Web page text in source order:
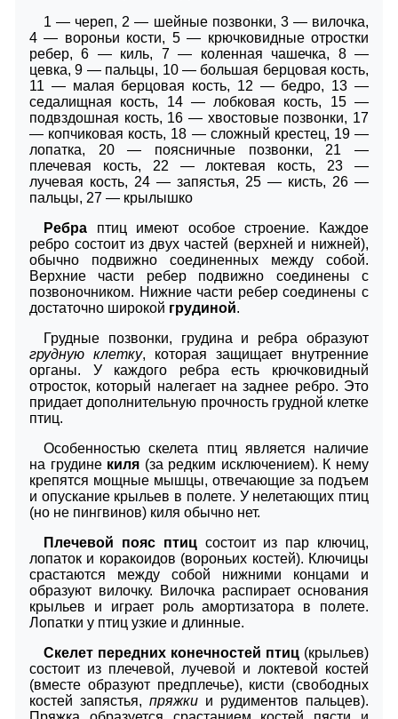
1 — череп, 2 — шейные позвонки, 3 — вилочка,
4 — вороньи кости, 5 — крючковидные отростки
ребер, 6 — киль, 7 — коленная чашечка, 8 —
цевка, 9 — пальцы, 10 — большая берцовая кость,
11 — малая берцовая кость, 12 — бедро, 13 —
седалищная кость, 14 — лобковая кость, 15 —
подвздошная кость, 16 — хвостовые позвонки, 17
— копчиковая кость, 18 — сложный крестец, 19 —
лопатка, 20 — поясничные позвонки, 21 —
плечевая кость, 22 — локтевая кость, 23 —
лучевая кость, 24 — запястья, 25 — кисть, 26 —
пальцы, 27 — крылышко
Ребра птиц имеют особое строение. Каждое
ребро состоит из двух частей (верхней и нижней),
обычно подвижно соединенных между собой.
Верхние части ребер подвижно соединены с
позвоночником. Нижние части ребер соединены с
достаточно широкой грудиной.
Грудные позвонки, грудина и ребра образуют
грудную клетку, которая защищает внутренние
органы. У каждого ребра есть крючковидный
отросток, который налегает на заднее ребро. Это
придает дополнительную прочность грудной клетке
птиц.
Особенностью скелета птиц является наличие
на грудине киля (за редким исключением). К нему
крепятся мощные мышцы, отвечающие за подъем
и опускание крыльев в полете. У нелетающих птиц
(но не пингвинов) киля обычно нет.
Плечевой пояс птицсостоит из пар ключиц,
лопаток и коракоидов (вороньих костей). Ключицы
срастаются между собой нижними концами и
образуют вилочку. Вилочка распирает основания
крыльев и играет роль амортизатора в полете.
Лопатки у птиц узкие и длинные.
Скелет передних конечностей птиц (крыльев)
состоит из плечевой, лучевой и локтевой костей
(вместе образуют предплечье), кисти (свободных
костей запястья, пряжки и рудиментов пальцев).